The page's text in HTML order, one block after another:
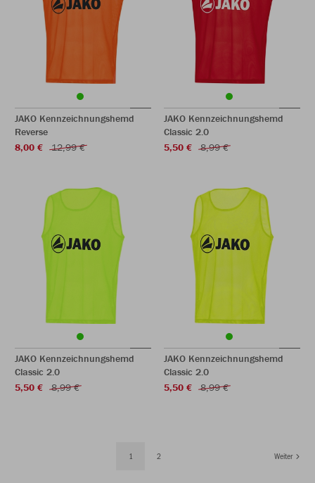
JAKO Kennzeichnungshemd
Reverse
8,00 €
12,99 €
JAKO Kennzeichnungshemd
Classic 2.0
5,50 €
8,99 €
JAKO Kennzeichnungshemd
Classic 2.0
5,50 €
8,99 €
JAKO Kennzeichnungshemd
Classic 2.0
5,50 €
8,99 €
1 2 Weiter